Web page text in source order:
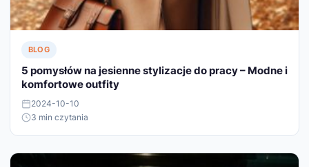
BLOG
5 pomysłów na jesienne stylizacje do pracy – Modne i
komfortowe outfity
2024-10-10
3 min czytania